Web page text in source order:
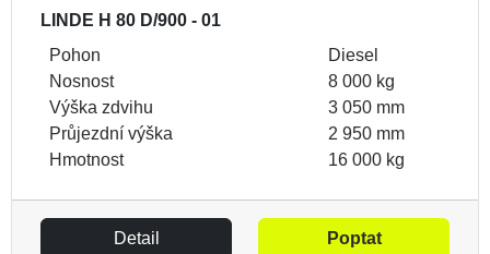
LINDE H 80 D/900 - 01
Pohon
Diesel
Nosnost
8 000 kg
Výška zdvihu
3 050 mm
Průjezdní výška
2 950 mm
Hmotnost
16 000 kg
Detail Poptat